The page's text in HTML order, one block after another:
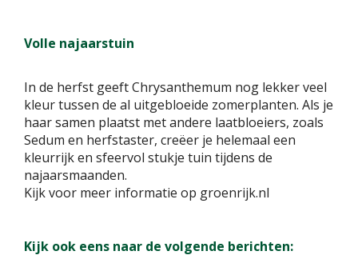
Volle najaarstuin
In de herfst geeft Chrysanthemum nog lekker veel
kleur tussen de al uitgebloeide zomerplanten. Als je
haar samen plaatst met andere laatbloeiers, zoals
Sedum en herfstaster, creëer je helemaal een
kleurrijk en sfeervol stukje tuin tijdens de
najaarsmaanden.
Kijk voor meer informatie op groenrijk.nl
Kijk ook eens naar de volgende berichten: